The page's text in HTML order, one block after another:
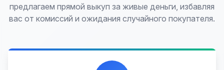
предлагаем прямой выкуп за живые деньги, избавляя
вас от комиссий и ожидания случайного покупателя.
Лучшие предложения по выкупу автомобилей,